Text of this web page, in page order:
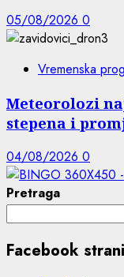
05/08/2026 0
Vremenska
Meteorolozi
stepena i
04/08/2026 0
Pretraga
Facebook